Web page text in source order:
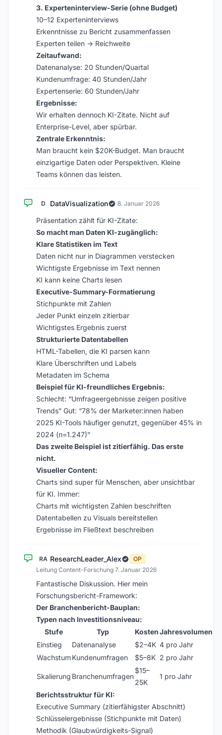
3. Experteninterview-Serie (ohne Budget)
10–12 Experteninterviews
Erkenntnisse zu Bericht zusammenfassen
Experten teilen → Reichweite
Zeitaufwand:
Datenanalyse: 20 Stunden/Quartal
Kundenumfrage: 40 Stunden/Jahr
Expertenserie: 60 Stunden/Jahr
Ergebnisse:
Wir erhalten dennoch KI-Zitate. Nicht auf
Enterprise-Level, aber spürbar.
Zentrale Erkenntnis:
Man braucht kein $20K-Budget. Man braucht
einzigartige Daten oder Perspektiven. Kleine
Teams können das leisten.
D DataVisualization ·8. Januar 2026
Präsentation zählt für KI-Zitate:
So macht man Daten KI-zugänglich:
Klare Statistiken im Text
Daten nicht nur in Diagrammen verstecken
Wichtigste Ergebnisse im Text nennen
KI kann keine Charts lesen
Executive-Summary-Formatierung
Stichpunkte mit Zahlen
Jeder Punkt einzeln zitierbar
Wichtigstes Ergebnis zuerst
Strukturierte Datentabellen
HTML-Tabellen, die KI parsen kann
Klare Überschriften und Labels
Metadaten im Schema
Beispiel für KI-freundliches Ergebnis:
Schlecht: “Umfrageergebnisse zeigen positive
Trends” Gut: “78% der Marketer:innen haben
2025 KI-Tools häufiger genutzt, gegenüber 45% in
2024 (n=1.247)”
Das zweite Beispiel ist zitierfähig. Das erste
nicht.
Visueller Content:
Charts sind super für Menschen, aber unsichtbar
für KI. Immer:
Charts mit wichtigsten Zahlen beschriften
Datentabellen zu Visuals bereitstellen
Ergebnisse im Fließtext beschreiben
RA ResearchLeader_Alex
OP
Leitung Content-Forschung·7. Januar 2026
Fantastische Diskussion. Hier mein
Forschungsbericht-Framework:
Der Branchenbericht-Bauplan:
Typen nach Investitionsniveau:
Stufe
Typ KostenJahresvolumen
Einstieg
Datenanalyse $2–4K 4 pro Jahr
WachstumKundenumfragen $5–8K 2 pro Jahr
Skalierung Branchenumfragen
$15–
25K
1 pro Jahr
Berichtsstruktur für KI:
Executive Summary (zitierfähigster Abschnitt)
Schlüsselergebnisse (Stichpunkte mit Daten)
Methodik (Glaubwürdigkeits-Signal)